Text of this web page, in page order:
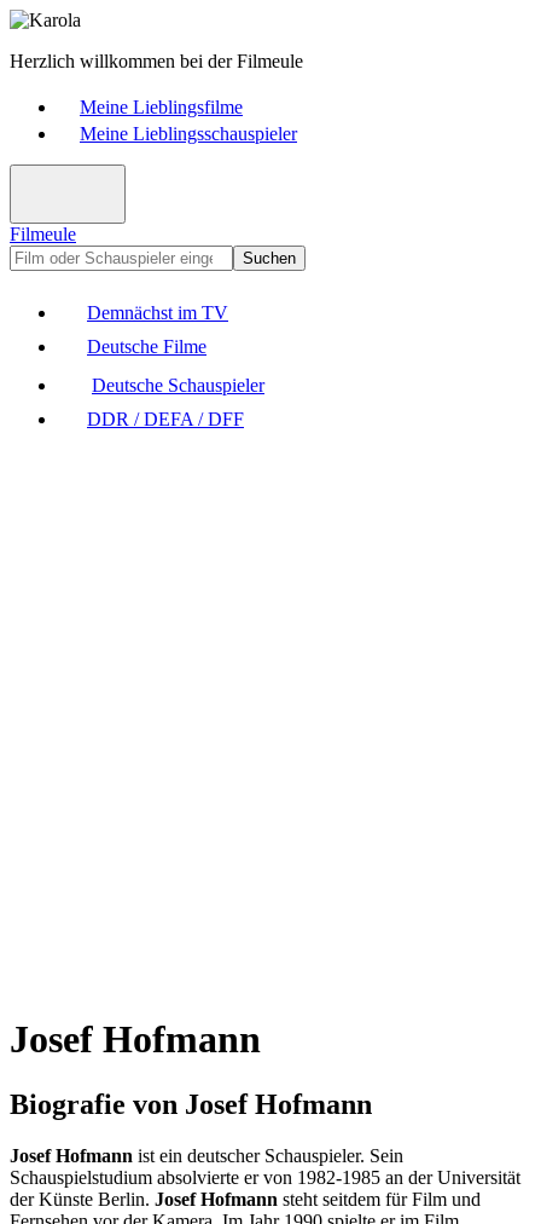
Herzlich willkommen bei der Filmeule
Meine Lieblingsfilme
Meine Lieblingsschauspieler
Filmeule
Suchen
Demnächst im TV
Deutsche Filme
Deutsche Schauspieler
DDR / DEFA / DFF
Josef Hofmann
Biografie von Josef Hofmann
Josef Hofmann ist ein deutscher Schauspieler. Sein
Schauspielstudium absolvierte er von 1982-1985 an der Universität
der Künste Berlin. Josef Hofmann steht seitdem für Film und